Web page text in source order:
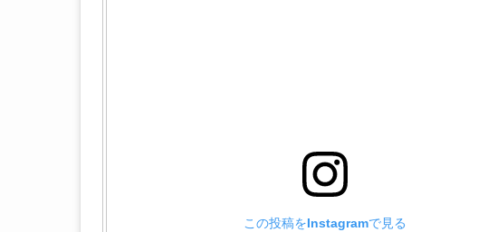
この投稿をInstagramで見る